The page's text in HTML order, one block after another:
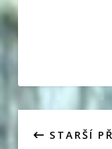
STARŠÍ